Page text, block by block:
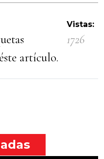
artículo.
Vistas:
1726